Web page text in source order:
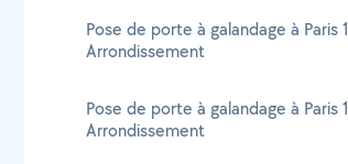
Pose de porte à galandage à Paris
Arrondissement
Pose de porte à galandage à Paris
Arrondissement